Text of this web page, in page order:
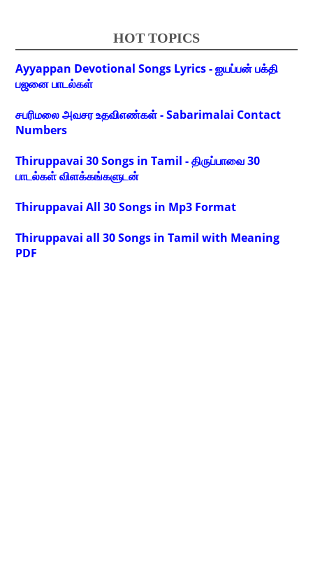
HOT TOPICS
Ayyappan Devotional Songs Lyrics - ஐயப்பன் பக்தி
பஜனை பாடல்கள்
சபரிமலை அவசர உதவிஎண்கள் - Sabarimalai Contact
Numbers
Thiruppavai 30 Songs in Tamil - திருப்பாவை 30
பாடல்கள் விளக்கங்களுடன்
Thiruppavai All 30 Songs in Mp3 Format
Thiruppavai all 30 Songs in Tamil with Meaning
PDF